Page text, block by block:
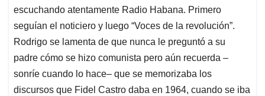
escuchando atentamente Radio Habana. Primero
seguían el noticiero y luego “Voces de la revolución”.
Rodrigo se lamenta de que nunca le preguntó a su
padre cómo se hizo comunista pero aún recuerda –
sonríe cuando lo hace– que se memorizaba los
discursos que Fidel Castro daba en 1964, cuando se iba